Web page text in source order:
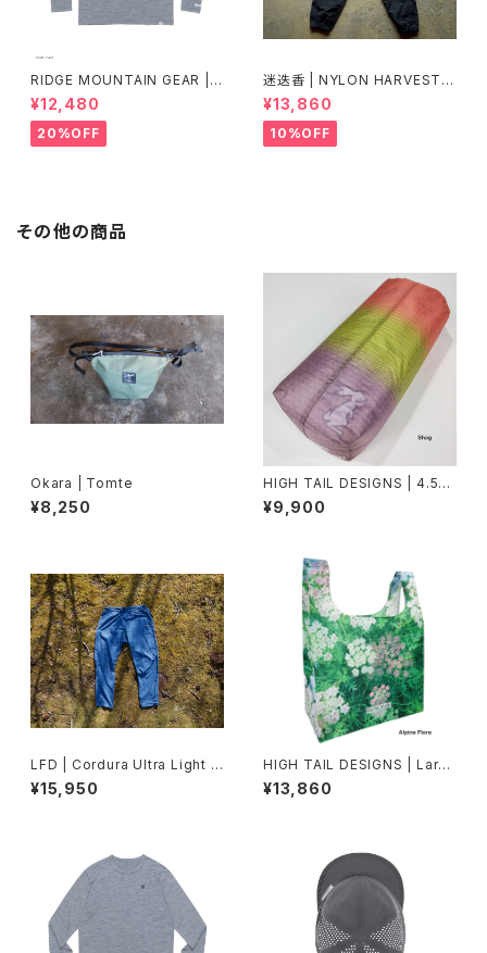
RIDGE MOUNTAIN GEAR |
Merino Basic Long Sleeve
Tee "Micro Border"
¥12,480
20%OFF
迷迭香 | NYLON HARVEST T
RAINER Ver.2025 Lot.3
¥13,860
10%OFF
その他の商品
Okara | Tomte
¥8,250
HIGH TAIL DESIGNS | 4.5L
Stuff Sack TX50
¥9,900
LFD | Cordura Ultra Light E
asy Pant
¥15,950
HIGH TAIL DESIGNS | Larg
e Shopping Bag TX33 “arti
st collaboration”
¥13,860